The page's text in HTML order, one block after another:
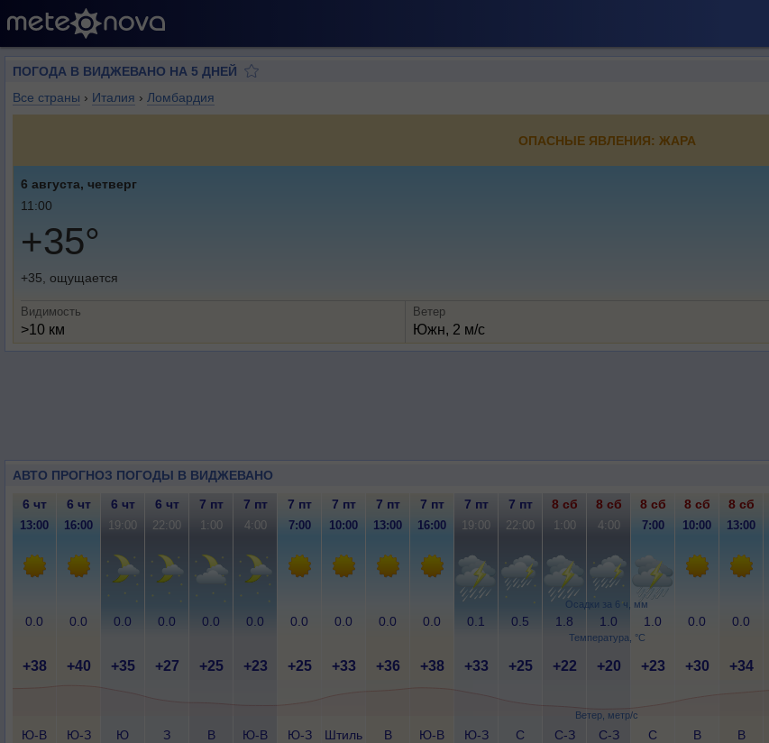
ПОГОДА В ВИДЖЕВАНО НА 5 ДНЕЙ
Все страны › Италия › Ломбардия
ОПАСНЫЕ ЯВЛЕНИЯ: ЖАРА
6 августа, четверг
11:00
+35°
+35, ощущается
Видимость
>10 км
Ветер
Южн, 2 м/с
АВТО ПРОГНОЗ ПОГОДЫ В ВИДЖЕВАНО
Осадки за 6 ч, мм
Температура, °C
Ветер, метр/с
6 чт 6 чт 6 чт 6 чт 7 пт 7 пт 7 пт 7 пт 7 пт 7 пт 7 пт 7 пт 8 сб 8 сб 8 сб 8 сб 8 сб
13:00 16:00 19:00 22:00 1:00 4:00 7:00 10:00 13:00 16:00 19:00 22:00 1:00 4:00 7:00 10:00 13:00
0.0 0.0 0.0 0.0 0.0 0.0 0.0 0.0 0.0 0.0 0.1 0.5 1.8 1.0 1.0 0.0 0.0
+38 +40 +35 +27 +25 +23 +25 +33 +36 +38 +33 +25 +22 +20 +23 +30 +34
Ю-В
Ю-З
Ю
З
В
Ю-В
Ю-З
Штиль
В
Ю-В
Ю-З
С
С-З
С-З
С
В
В